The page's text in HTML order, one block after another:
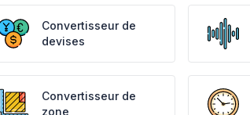
Convertisseur de
devises
Convertisseur de
zone